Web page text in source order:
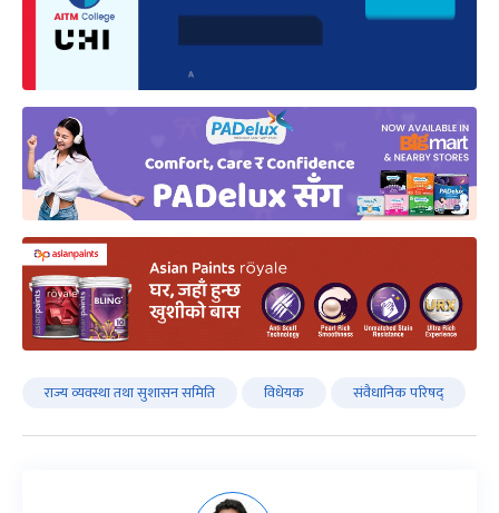
राज्य व्यवस्था तथा सुशासन समिति विधेयक संवैधानिक परिषद्